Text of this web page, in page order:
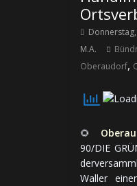
M.A.
Oberaudorf,
🌻
90/DIE
Waller